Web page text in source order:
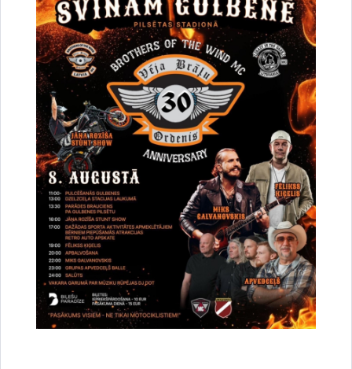
Kultūra Gulbenes pilsētas svētki 2024
Drukāt lapu